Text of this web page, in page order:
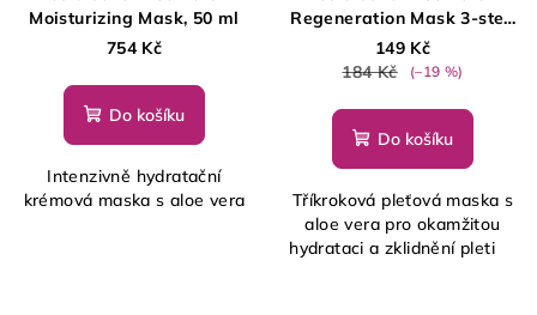
Moisturizing Mask, 50 ml
754 Kč
Do košíku
Intenzivně hydratační
krémová maska s aloe vera
Regeneration Mask 3-step
Face Care, 1ks
149 Kč
184 Kč
(–19 %)
Do košíku
Tříkroková pleťová maska s
aloe vera pro okamžitou
hydrataci a zklidnění pleti